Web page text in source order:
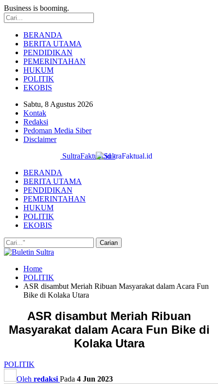
Business is booming.
BERANDA
BERITA UTAMA
PENDIDIKAN
PEMERINTAHAN
HUKUM
POLITIK
EKOBIS
Sabtu, 8 Agustus 2026
Kontak
Redaksi
Pedoman Media Siber
Disclaimer
SultraFaktual.id -
BERANDA
BERITA UTAMA
PENDIDIKAN
PEMERINTAHAN
HUKUM
POLITIK
EKOBIS
Home
POLITIK
ASR disambut Meriah Ribuan Masyarakat dalam Acara Fun
Bike di Kolaka Utara
ASR disambut Meriah Ribuan
Masyarakat dalam Acara Fun Bike di
Kolaka Utara
POLITIK
Oleh redaksi Pada 4 Jun 2023